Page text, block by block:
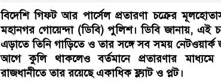
বিদেশি গিফট আর পার্সেল প্রতারণা চক্রের
মহানগর গোয়েন্দা (ডিবি) পুলিশ। ডিবি জানায়, এই
এড়াতে তিনি গাড়িতে ও তার সঙ্গে সব সময়
আগে কুলি থাকলেও বর্তমানে প্রতারণার মাধ্যমে
রাজধানীতে তার রয়েছে একাধিক ফ্ল্যাট ও প্লট।